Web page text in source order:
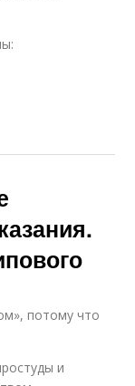
потому что
и